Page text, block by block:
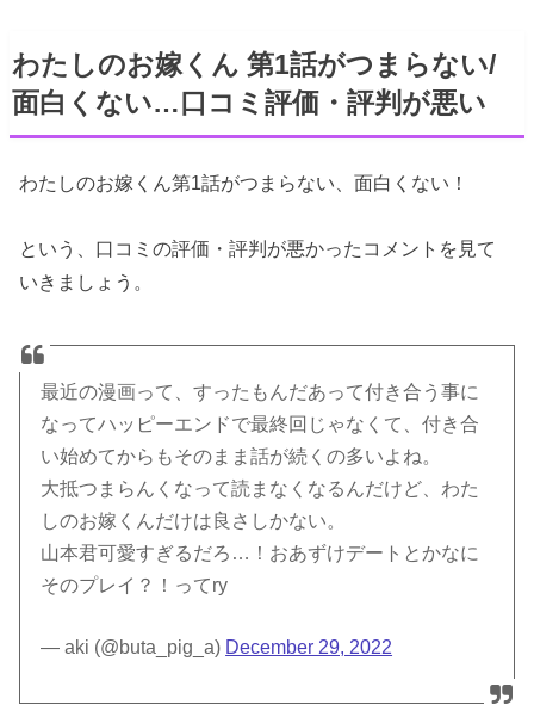
わたしのお嫁くん 第1話がつまらない/
面白くない…口コミ評価・評判が悪い
わたしのお嫁くん第1話がつまらない、面白くない！
という、口コミの評価・評判が悪かったコメントを見て
いきましょう。
最近の漫画って、すったもんだあって付き合う事に
なってハッピーエンドで最終回じゃなくて、付き合
い始めてからもそのまま話が続くの多いよね。
大抵つまらんくなって読まなくなるんだけど、わた
しのお嫁くんだけは良さしかない。
山本君可愛すぎるだろ…！おあずけデートとかなに
そのプレイ？！ってry
— aki (@buta_pig_a) December 29, 2022